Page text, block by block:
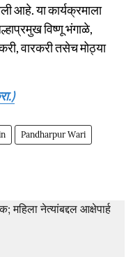
आहे. या कार्यक्रमाला
विष्णू भंगाळे,
वारकरी तसेच मोठ्या
Pandharpur Wari